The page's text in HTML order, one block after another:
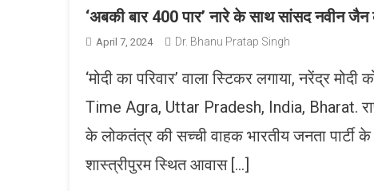
‘अबकी बार 400 पार’ नारे के साथ सांसद नवीन
April 7, 2024 Dr. Bhanu Pratap Singh
‘मोदी का परिवार’ वाला स्टिकर लगाया, नरेंद्र
Time Agra, Uttar Pradesh, India, Bharat.
के लोकतंत्र की सच्ची वाहक भारतीय जनता पार्टी
शास्त्रीपुरम स्थित आवास […]